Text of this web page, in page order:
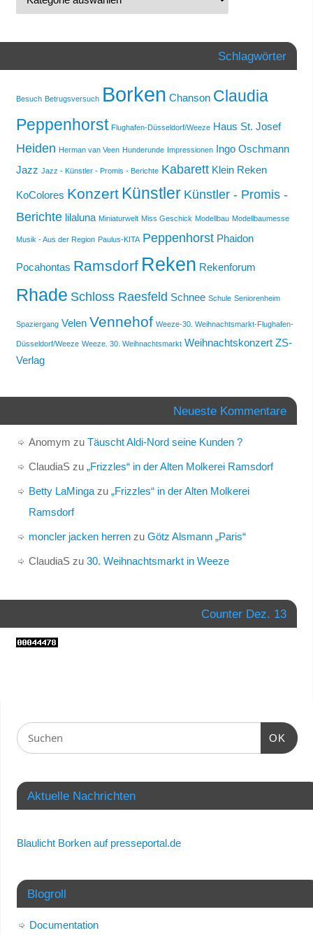
Schlagwörter
Besuch Betrugsversuch Borken Chanson Claudia
Peppenhorst Flughafen-Düsseldorf/Weeze Haus St. Josef
Heiden Herman van Veen Hunderunde Impressionen Ingo Oschmann
Jazz Jazz - Künstler - Promis - Berichte Kabarett Klein Reken
KoColores Konzert Künstler Künstler - Promis -
Berichte lilaluna Miniaturwelt Miss Geschick Modellbau Modellbaumesse
Musik - Aus der Region Paulus-KITA Peppenhorst Phaidon
Pocahontas Ramsdorf Reken Rekenforum
Rhade Schloss Raesfeld Schnee Schule Seniorenheim
Spaziergang Velen Vennehof Weeze-30. Weihnachtsmarkt-Flughafen-
Düsseldorf/Weeze Weeze. 30. Weihnachtsmarkt Weihnachtskonzert ZS-
Verlag
Neueste Kommentare
Anomym zu Täuscht Aldi-Nord seine Kunden ?
ClaudiaSzu „Frizzles“ in der Alten Molkerei Ramsdorf
Betty LaMingazu „Frizzles“ in der Alten Molkerei
Ramsdorf
moncler jacken herrenzu Götz Alsmann „Paris“
ClaudiaSzu 30. Weihnachtsmarkt in Weeze
Counter Dez. 13
OK
Aktuelle Nachrichten
Blaulicht Borken auf presseportal.de
Blogroll
Documentation